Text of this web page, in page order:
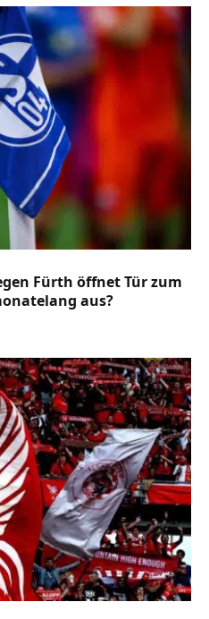
Fürth öffnet Tür zum
aus?